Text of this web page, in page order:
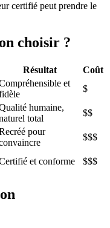
certifié peut prendre le
choisir ?
Résultat
Coût
et
$
humaine,
total
$$
pour
$$$
et conforme $$$